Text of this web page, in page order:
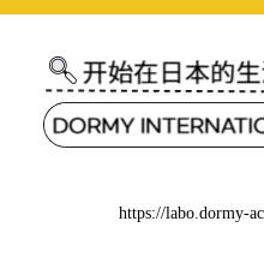
https://labo.dormy-